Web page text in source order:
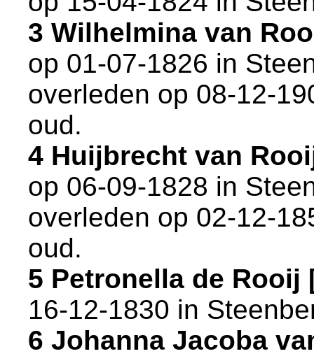
3 Wilhelmina van
op 01-07-1826 in
overleden op 08-12-
oud.
4 Huijbrecht van
op 06-09-1828 in
overleden op 02-12-
oud.
5 Petronella de Rooij
16-12-1830 in
6 Johanna Jacoba